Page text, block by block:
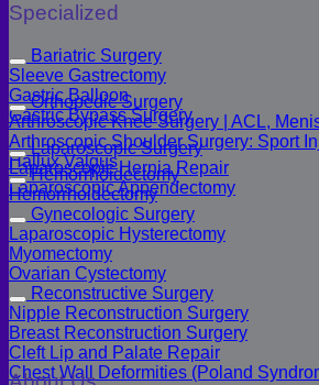
Specialized
Bariatric Surgery
Sleeve Gastrectomy
Gastric Balloon
Gastric Bypass Surgery
Orthopedic Surgery
Arthroscopic Knee Surgery | ACL,
Arthroscopic Shoulder Surgery: Sport
Hallux Valgus
Laparoscopic Surgery
Laparoscopic Hernia Repair
Laparoscopic Appendectomy
Hemorrhoidectomy
Hemorrhoidectomy
Gynecologic Surgery
Laparoscopic Hysterectomy
Myomectomy
Ovarian Cystectomy
Reconstructive Surgery
Nipple Reconstruction Surgery
Breast Reconstruction Surgery
Cleft Lip and Palate Repair
Chest Wall Deformities (Poland